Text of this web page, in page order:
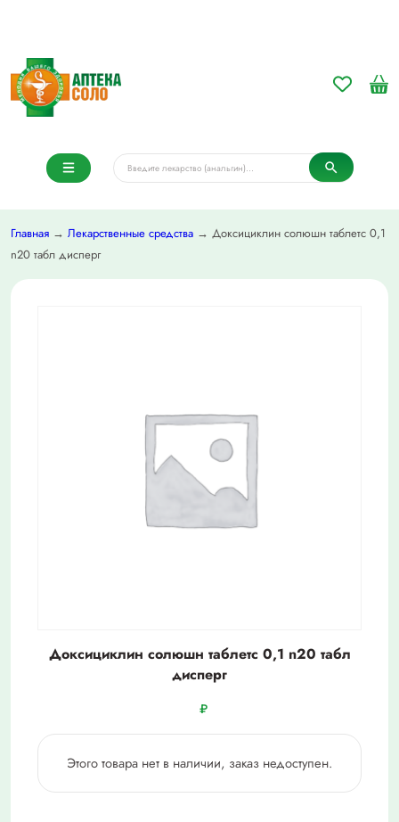
Главная → Лекарственные средства → Доксициклин солюшн таблетс 0,1
n20 табл дисперг
Доксициклин солюшн таблетс 0,1 n20 табл
дисперг
₽
Этого товара нет в наличии, заказ недоступен.